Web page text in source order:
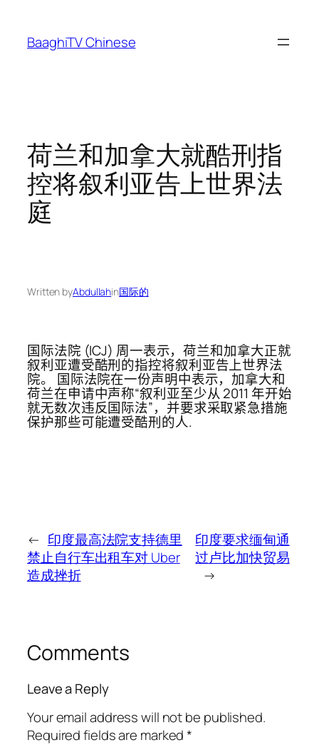
content
BaaghiTV Chinese
荷兰和加拿大就酷刑指
控将叙利亚告上世界法
庭
Written byAbdullahin国际的
国际法院 (ICJ) 周一表示，荷兰和加拿大正就
叙利亚遭受酷刑的指控将叙利亚告上世界法
院。 国际法院在一份声明中表示，加拿大和
荷兰在申请中声称“叙利亚至少从 2011 年开始
就无数次违反国际法”，并要求采取紧急措施
保护那些可能遭受酷刑的人.
← 印度最高法院支持德里
禁止自行车出租车对 Uber
造成挫折
印度要求缅甸通
过卢比加快贸易
→
Comments
Leave a Reply
Your email address will not be published.
Required fields are marked*